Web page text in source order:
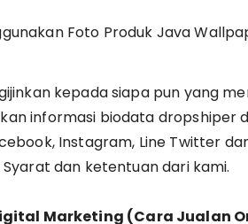
Foto Produk Java
kepada siapa pun yang
informasi biodata dropshiper
Instagram, Line Twitter
dan ketentuan dari kami.
Marketing (Cara Jualan